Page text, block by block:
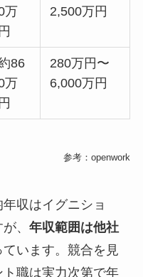
万
円
2,500万円
86
万
円
280万円〜
6,000万円
参考：openwork
収はイグニショ
、 年収範囲は他社
ています。競合を見
職は実力次第で年